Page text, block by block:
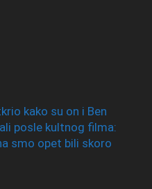
kako su on i Ben
posle kultnog filma:
smo opet bili skoro